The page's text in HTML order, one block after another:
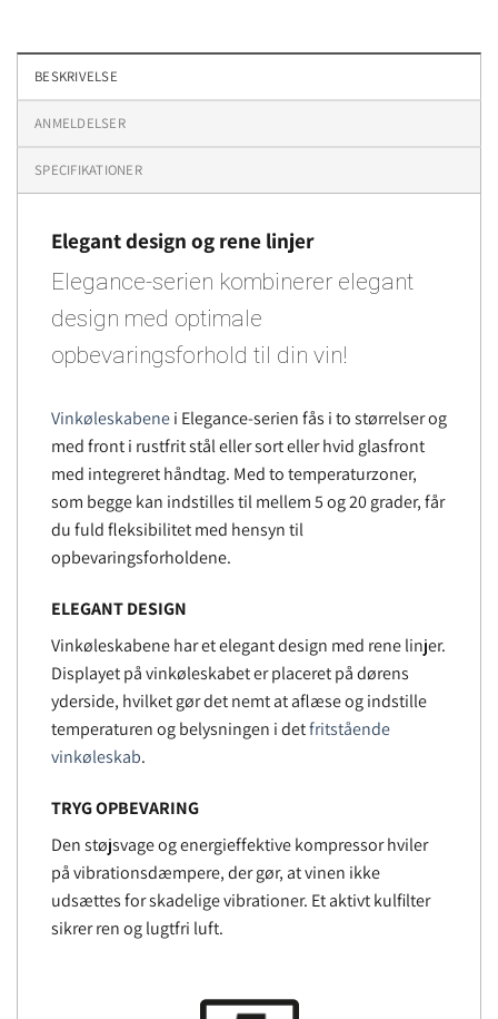
BESKRIVELSE
ANMELDELSER
SPECIFIKATIONER
Elegant design og rene linjer
Elegance-serien kombinerer elegant
design med optimale
opbevaringsforhold til din vin!
Vinkøleskabenei Elegance-serien fås i to størrelser og
med front i rustfrit stål eller sort eller hvid glasfront
med integreret håndtag. Med to temperaturzoner,
som begge kan indstilles til mellem 5 og 20 grader, får
du fuld fleksibilitet med hensyn til
opbevaringsforholdene.
ELEGANT DESIGN
Vinkøleskabene har et elegant design med rene linjer.
Displayet på vinkøleskabet er placeret på dørens
yderside, hvilket gør det nemt at aflæse og indstille
temperaturen og belysningen i detfritstående
vinkøleskab.
TRYG OPBEVARING
Den støjsvage og energieffektive kompressor hviler
på vibrationsdæmpere, der gør, at vinen ikke
udsættes for skadelige vibrationer. Et aktivt kulfilter
sikrer ren og lugtfri luft.